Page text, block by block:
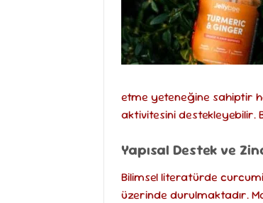
etme yeteneğine sahiptir
aktivitesini destekleyebilir.
Yapısal Destek ve
Bilimsel literatürde
üzerinde durulmaktadır.